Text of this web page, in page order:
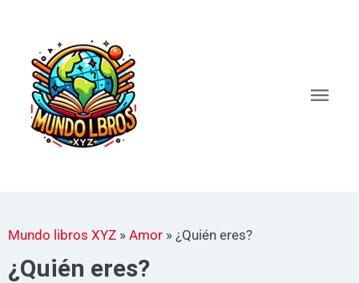
contenido
Mundo libros XYZ » Amor » ¿Quién eres?
¿Quién eres?